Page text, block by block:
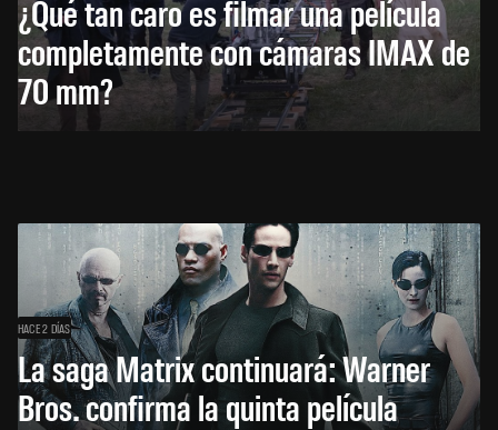
¿Qué tan caro es filmar una película
completamente con cámaras IMAX de
70 mm?
HACE 2 DÍAS
La saga Matrix continuará: Warner
Bros. confirma la quinta película